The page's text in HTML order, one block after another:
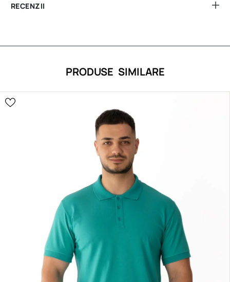
RECENZII
PRODUSE SIMILARE